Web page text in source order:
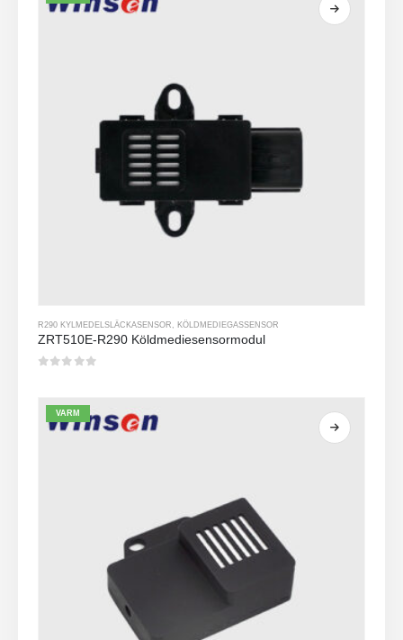
R290 KYLMEDELSLÄCKASENSOR , KÖLDMEDIEGASSENSOR
ZRT510E-R290 Köldmediesensormodul
VARM